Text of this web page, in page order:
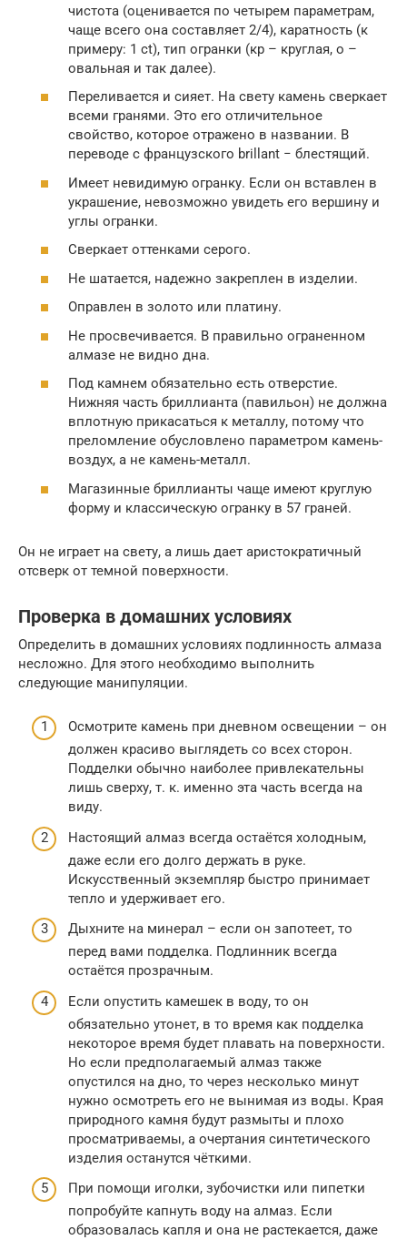
чистота (оценивается по четырем параметрам,
чаще всего она составляет 2/4), каратность (к
примеру: 1 ct), тип огранки (кр – круглая, о –
овальная и так далее).
Переливается и сияет. На свету камень сверкает
всеми гранями. Это его отличительное
свойство, которое отражено в названии. В
переводе с французского brillant − блестящий.
Имеет невидимую огранку. Если он вставлен в
украшение, невозможно увидеть его вершину и
углы огранки.
Сверкает оттенками серого.
Не шатается, надежно закреплен в изделии.
Оправлен в золото или платину.
Не просвечивается. В правильно ограненном
алмазе не видно дна.
Под камнем обязательно есть отверстие.
Нижняя часть бриллианта (павильон) не должна
вплотную прикасаться к металлу, потому что
преломление обусловлено параметром камень-
воздух, а не камень-металл.
Магазинные бриллианты чаще имеют круглую
форму и классическую огранку в 57 граней.
Он не играет на свету, а лишь дает аристократичный
отсверк от темной поверхности.
Проверка в домашних условиях
Определить в домашних условиях подлинность алмаза
несложно. Для этого необходимо выполнить
следующие манипуляции.
Осмотрите камень при дневном освещении – он
должен красиво выглядеть со всех сторон.
Подделки обычно наиболее привлекательны
лишь сверху, т. к. именно эта часть всегда на
виду.
Настоящий алмаз всегда остаётся холодным,
даже если его долго держать в руке.
Искусственный экземпляр быстро принимает
тепло и удерживает его.
Дыхните на минерал – если он запотеет, то
перед вами подделка. Подлинник всегда
остаётся прозрачным.
Если опустить камешек в воду, то он
обязательно утонет, в то время как подделка
некоторое время будет плавать на поверхности.
Но если предполагаемый алмаз также
опустился на дно, то через несколько минут
нужно осмотреть его не вынимая из воды. Края
природного камня будут размыты и плохо
просматриваемы, а очертания синтетического
изделия останутся чёткими.
При помощи иголки, зубочистки или пипетки
попробуйте капнуть воду на алмаз. Если
образовалась капля и она не растекается, даже